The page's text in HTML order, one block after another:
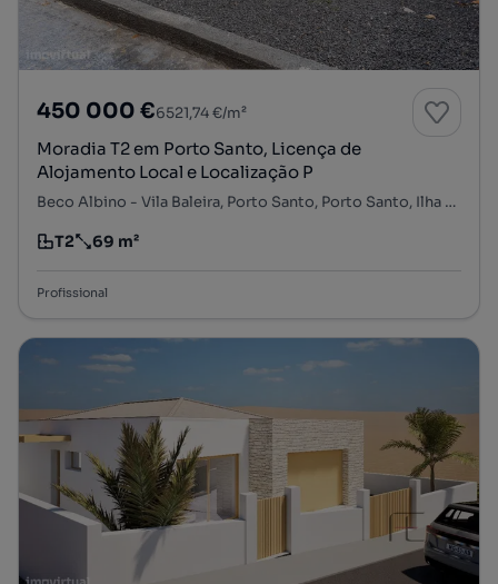
450 000 €6521,74 €/m²
Moradia T2 em Porto Santo, Licença de
Alojamento Local e Localização P
Beco Albino - Vila Baleira, Porto Santo, Porto Santo, Ilha de Porto Santo
Tipologia
T2
Preço por metro quadrado
69 m²
Profissional